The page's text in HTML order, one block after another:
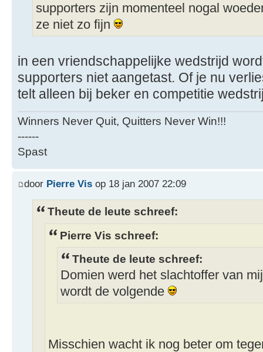
supporters zijn momenteel nogal
ze niet zo fijn
in een vriendschappelijke wedstrijd
supporters niet aangetast. Of je nu
telt alleen bij beker en competitie
Winners Never Quit, Quitters Never Win!!!
------
Spast
door Pierre Vis op 18 jan 2007 22:09
Theute de leute schreef:
Pierre Vis schreef:
Theute de leute schreef:
Domien werd het slachtoffer van
wordt de volgende
Misschien wacht ik nog beter om